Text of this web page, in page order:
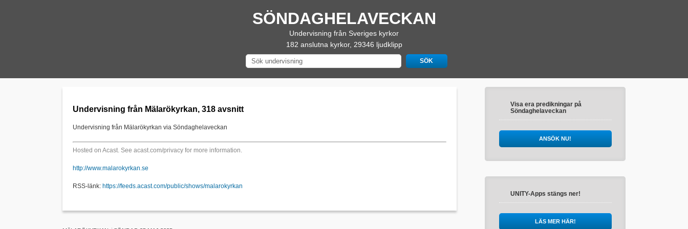
SÖNDAGHELAVECKAN
Undervisning från Sveriges kyrkor
182 anslutna kyrkor, 29346 ljudklipp
Undervisning från Mälarökyrkan, 318 avsnitt
Undervisning från Mälarökyrkan via Söndaghelaveckan
Hosted on Acast. See acast.com/privacy for more information.
http://www.malarokyrkan.se
RSS-länk: https://feeds.acast.com/public/shows/malarokyrkan
Visa era predikningar på
Söndaghelaveckan
ANSÖK NU!
UNITY-Apps stängs ner!
LÄS MER HÄR!